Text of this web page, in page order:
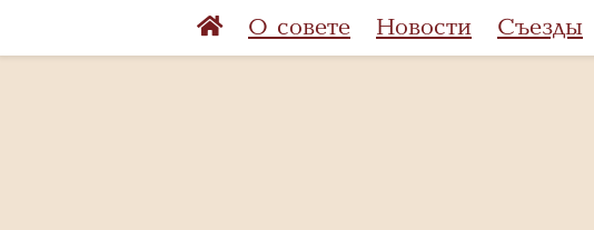
О совете Новости Съезды